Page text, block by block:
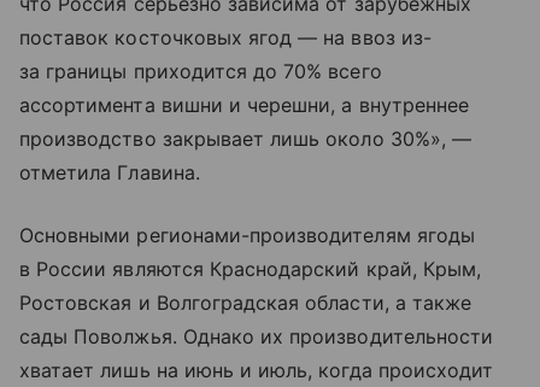
поставок косточковых ягод — на ввоз из-
за границы приходится до 70% всего
ассортимента вишни и черешни, а внутреннее
производство закрывает лишь около 30%», —
отметила Главина.
Основными регионами-производителям ягоды
в России являются Краснодарский край, Крым,
Ростовская и Волгоградская области, а также
сады Поволжья. Однако их производительности
хватает лишь на июнь и июль, когда происходит